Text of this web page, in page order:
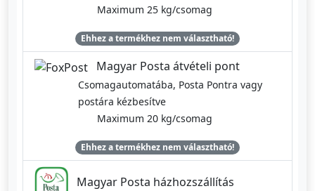
Maximum 25 kg/csomag
Ehhez a termékhez nem választható!
Magyar Posta átvételi pont
Csomagautomatába, Posta Pontra vagy
postára kézbesítve
Maximum 20 kg/csomag
Ehhez a termékhez nem választható!
Magyar Posta házhozszállítás